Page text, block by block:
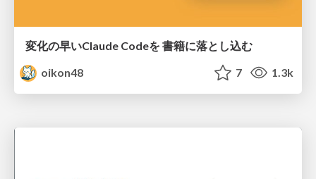
変化の早いClaude Codeを 書籍に落とし込む
oikon48
7 1.3k